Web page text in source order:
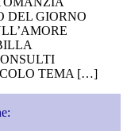
DEL GIORNO
TEMA […]